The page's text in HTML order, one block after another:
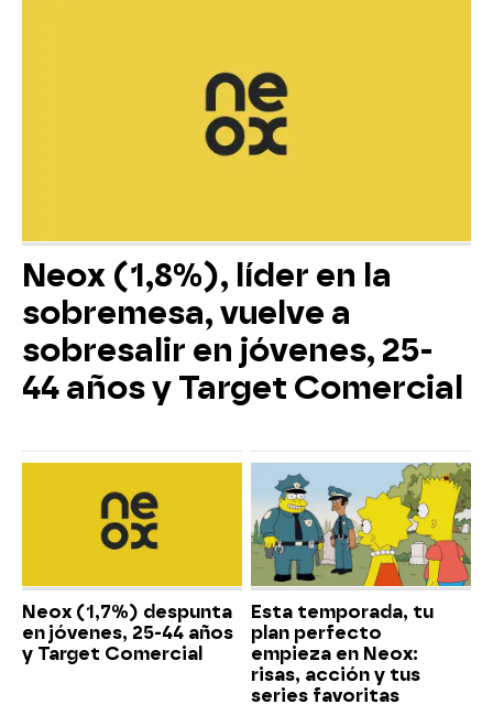
Neox (1,8%), líder en la
sobremesa, vuelve a
sobresalir en jóvenes, 25-
44 años y Target Comercial
Neox (1,7%) despunta
en jóvenes, 25-44 años
y Target Comercial
Esta temporada, tu
plan perfecto
empieza en Neox:
risas, acción y tus
series favoritas